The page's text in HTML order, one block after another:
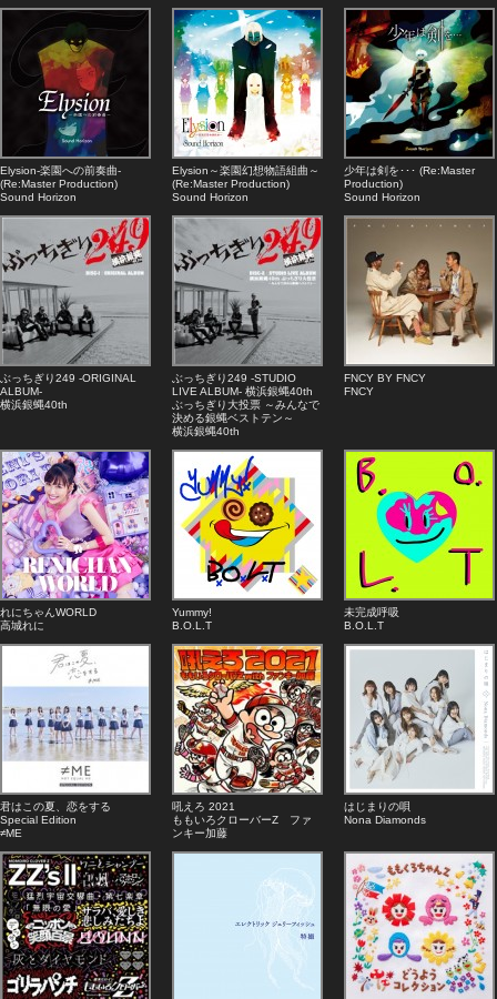
Elysion-楽園への前奏曲-
(Re:Master Production)
Sound Horizon
Elysion～楽園幻想物語組曲～
(Re:Master Production)
Sound Horizon
少年は剣を･･･ (Re:Master
Production)
Sound Horizon
ぶっちぎり249 -ORIGINAL
ALBUM-
横浜銀蝿40th
ぶっちぎり249 -STUDIO
LIVE ALBUM- 横浜銀蝿40th
ぶっちぎり大投票 ～みんなで
決める銀蝿ベストテン～
横浜銀蝿40th
FNCY BY FNCY
FNCY
れにちゃんWORLD
高城れに
Yummy!
B.O.L.T
未完成呼吸
B.O.L.T
君はこの夏、恋をする
Special Edition
≠ME
吼えろ 2021
ももいろクローバーZ ファ
ンキー加藤
はじまりの唄
Nona Diamonds